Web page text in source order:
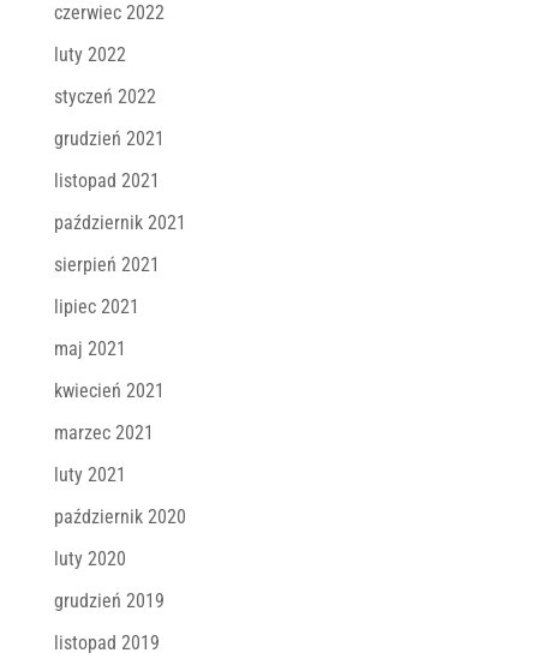
czerwiec 2022
luty 2022
styczeń 2022
grudzień 2021
listopad 2021
październik 2021
sierpień 2021
lipiec 2021
maj 2021
kwiecień 2021
marzec 2021
luty 2021
październik 2020
luty 2020
grudzień 2019
listopad 2019